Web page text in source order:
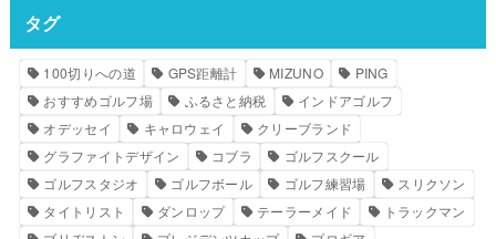
タグ
100切りへの道 GPS距離計 MIZUNO
PING
おすすめゴルフ場
ふるさと納税
インドアゴルフ
オデッセイ
キャロウェイ
クリーブランド
グラファイトデザイン
コブラ
ゴルフスクール
ゴルフスタジオ
ゴルフボール ゴルフ練習場
スリクソン
タイトリスト
ダンロップ テーラーメイド
トラックマン